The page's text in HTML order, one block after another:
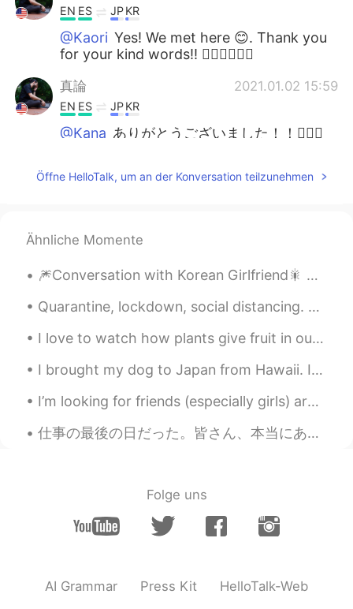
EN ES JPKR
@Kaori Yes! We met here 😊. Thank you
for your kind words!! 🙇🏻‍♂️🙇🏻‍♂️
真論 2021.01.02 15:59
EN ES JPKR
@Kana ありがとうございました！！🙆🏻‍♂️
PinkSunset 2021.01.02 06:09
JP EN
でも、2020年に私に起こった最高のこ
します。
でも、2020年に私に起こった最高のこ
とは、間違いなく
それ ら全
を打ち負
かします。
Anna 2021.01.02 05:12
and I definitely enjoyed the day with you.
Thank you for hanging out with us during
your precious vacation.🕺🍾 I want to visit
Kaori 2021.01.02 04:46
Öffne HelloTalk, um an der Konversation teilzunehmen
Ähnliche Momente
🎆Conversation with Korean Girlfriend🎇 한국 여자 친구와의 대화 🤖Part 1 Me: What do you want to eat? Gir...
Quarantine, lockdown, social distancing. Restaurants, shopping malls, gyms, bars, businesses are...
I love to watch how plants give fruit in our garden. My brother does well taking care of all the...
I brought my dog to Japan from Hawaii. It is crazy how expensive dogs are here in the pet stores....
I’m looking for friends (especially girls) around Tokyo/Yokohama area! I like to go out in nature...
仕事の最後の日だった。皆さん、本当にありがとう。将来、皆頑張ってください。この二年間半は勉強になった。仕事のやり方だけではなくて、自分の性格も磨けたと思う。プレゼントも皆ありがとう！ さて、明...
Folge uns
AI Grammar Press Kit HelloTalk-Web